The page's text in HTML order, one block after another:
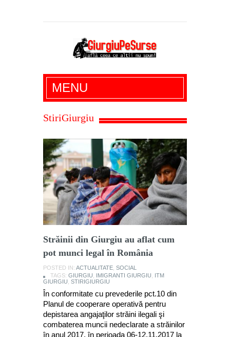
Giurgiu Pe Surse – actualitate giurgiu,
administratie giurgiu, stiri politice, social
economic, editoriale giurgiu, dezvaluiri,
MENU
StiriGiurgiu
Străinii din Giurgiu au aflat cum
pot munci legal în România
POSTED IN: ACTUALITATE SOCIAL
TAGS: GIURGIU IMIGRANTI GIURGIU
ITM
GIURGIU STIRIGIURGIU
În conformitate cu prevederile pct.10 din
Planul de cooperare operativă pentru
depistarea angajaţilor străini ilegali şi
combaterea muncii nedeclarate a străinilor
în anul 2017, în perioada 06-12.11.2017 la